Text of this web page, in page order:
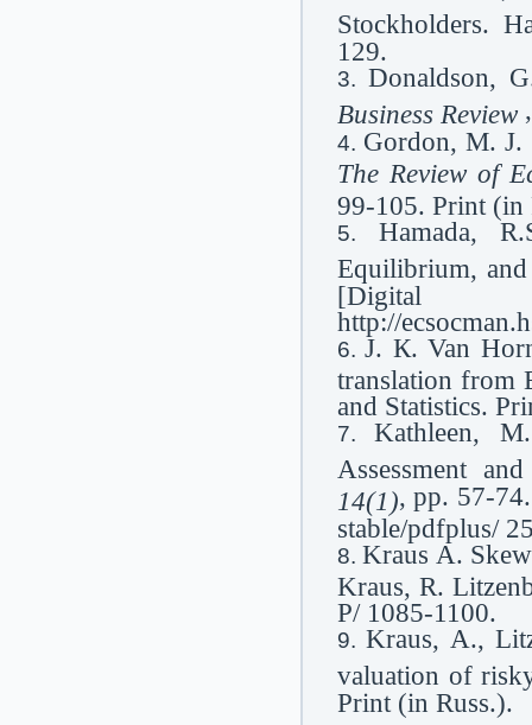
Stockholders.
129.
Donaldson,
Business Review ,
Gordon, M. J.
The Review of
99-105. Print (in
Hamada,
Equilibrium,
[Digital
http://
J. К. Van
translation from
and Statistics.
Kathleen,
Assessment
14(1), pp. 57-
stable/pdfplus/
Kraus A.
Kraus, R.
P/ 1085-1100.
Kraus, A.,
valuation of
Print (in Russ.).